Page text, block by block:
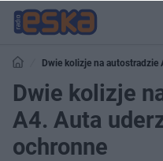
Dwie kolizje
A4. Auta
ochronne